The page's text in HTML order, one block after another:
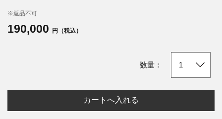
※返品不可
190,000 円（税込）
数量：
カートへ入れる